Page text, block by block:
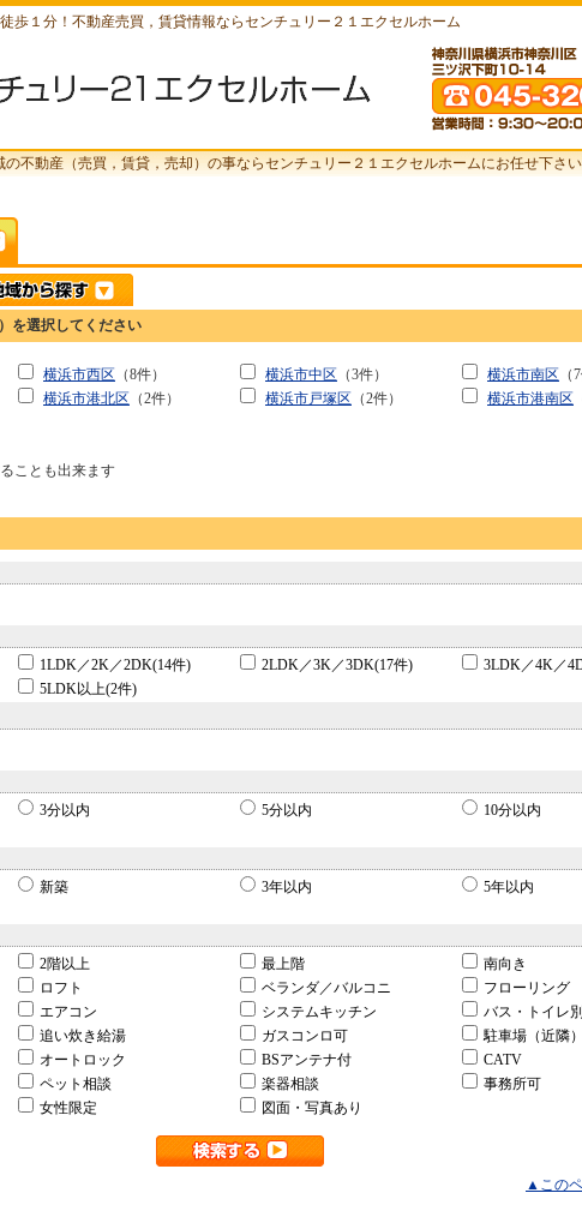
１分！不動産売買，賃貸情報ならセンチュリー２１エクセルホーム
不動産（売買，賃貸，売却）の事ならセンチュリー２１エクセルホームにお任せ下さ
を選択してください
横浜市西区 （8件） 横浜市中区 （3件） 横浜市南区 （
横浜市港北区 （2件） 横浜市戸塚区 （2件） 横浜市港南区
ことも出来ます
1LDK／2K／2DK(14件) 2LDK／3K／3DK(17件)
3LDK／4K／
5LDK以上(2件)
3分以内 5分以内
10分以内
新築 3年以内
5年以内
2階以上 最上階
南向き
ロフト ベランダ／バルコニ
フローリング
エアコン システムキッチン
バス・トイレ別
追い炊き給湯 ガスコンロ可
駐車場（近隣）
オートロック BSアンテナ付
CATV
ペット相談 楽器相談
事務所可
女性限定 図面・写真あり
▲この